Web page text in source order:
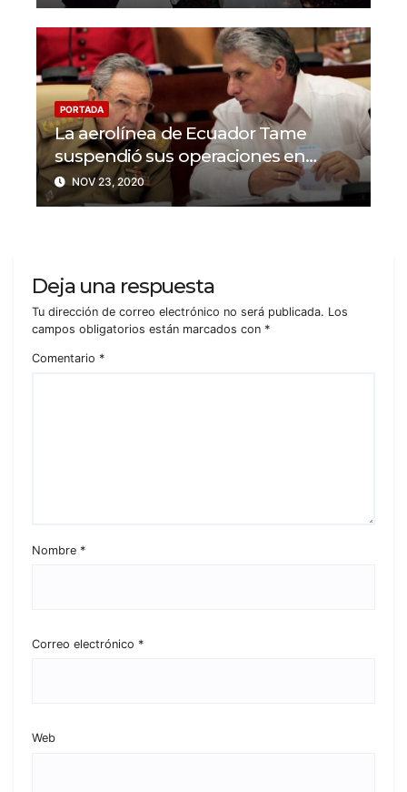
PORTADA
La aerolínea de Ecuador Tame
suspendió sus operaciones en
Cuba y Venezuela
NOV 23, 2020
Deja una respuesta
Tu dirección de correo electrónico no será publicada. Los
campos obligatorios están marcados con *
Comentario *
Nombre *
Correo electrónico *
Web